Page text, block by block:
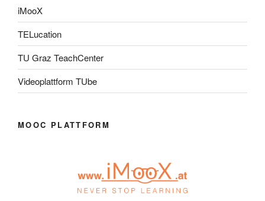
iMooX
TELucation
TU Graz TeachCenter
Videoplattform TUbe
MOOC PLATTFORM